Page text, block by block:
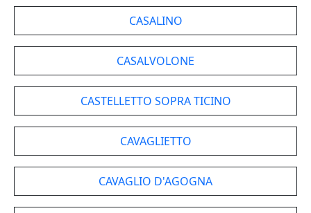
CASALINO
CASALVOLONE
CASTELLETTO SOPRA TICINO
CAVAGLIETTO
CAVAGLIO D'AGOGNA